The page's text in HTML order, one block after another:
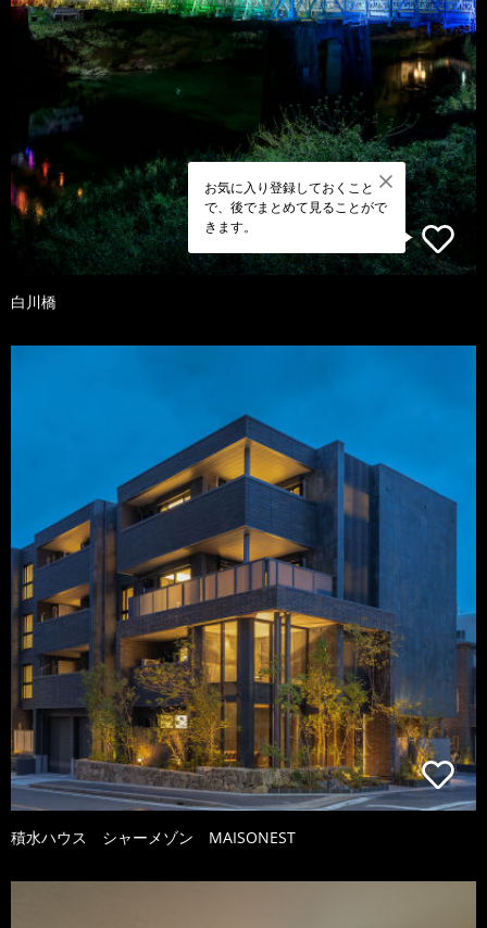
お気に入り登録しておくこと
で、後でまとめて見ることがで
きます。
白川橋
積水ハウス シャーメゾン MAISONEST